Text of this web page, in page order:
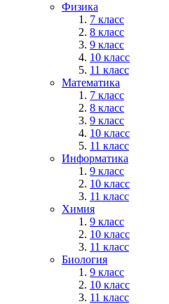
Физика
7 класс
8 класс
9 класс
10 класс
11 класс
Математика
7 класс
8 класс
9 класс
10 класс
11 класс
Информатика
9 класс
10 класс
11 класс
Химия
9 класс
10 класс
11 класс
Биология
9 класс
10 класс
11 класс